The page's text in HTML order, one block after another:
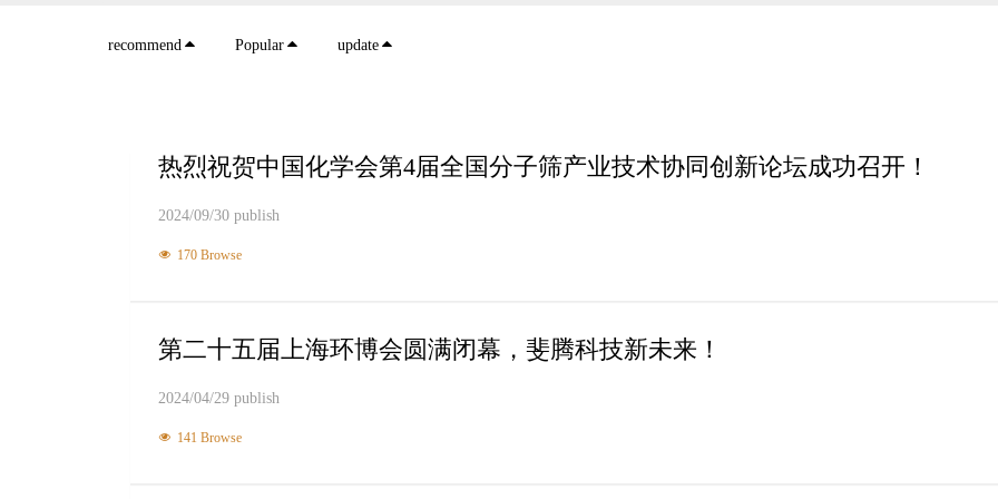
recommend Popular update
热烈祝贺中国化学会第4届全国分子筛产业技术协同创新论坛成功召开！
2024/09/30 publish
170 Browse
第二十五届上海环博会圆满闭幕，斐腾科技新未来！
2024/04/29 publish
141 Browse